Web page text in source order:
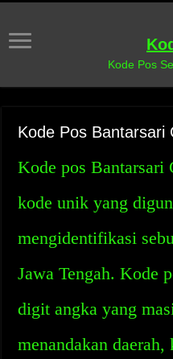
Kode Pos
Kode Pos Bantarsari
Kode pos Bantarsari
kode unik yang
mengidentifikasi
Jawa Tengah. Kode
digit angka yang
menandakan